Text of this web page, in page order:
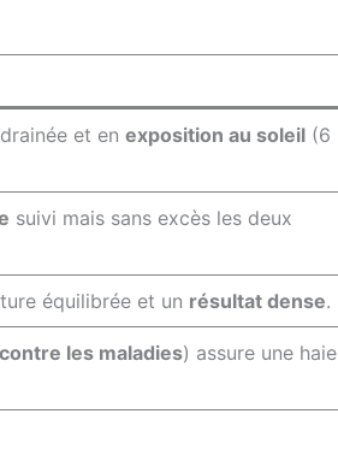
et en exposition au soleil (6
suivi mais sans excès les deux
équilibrée et un résultat dense.
les maladies) assure une haie